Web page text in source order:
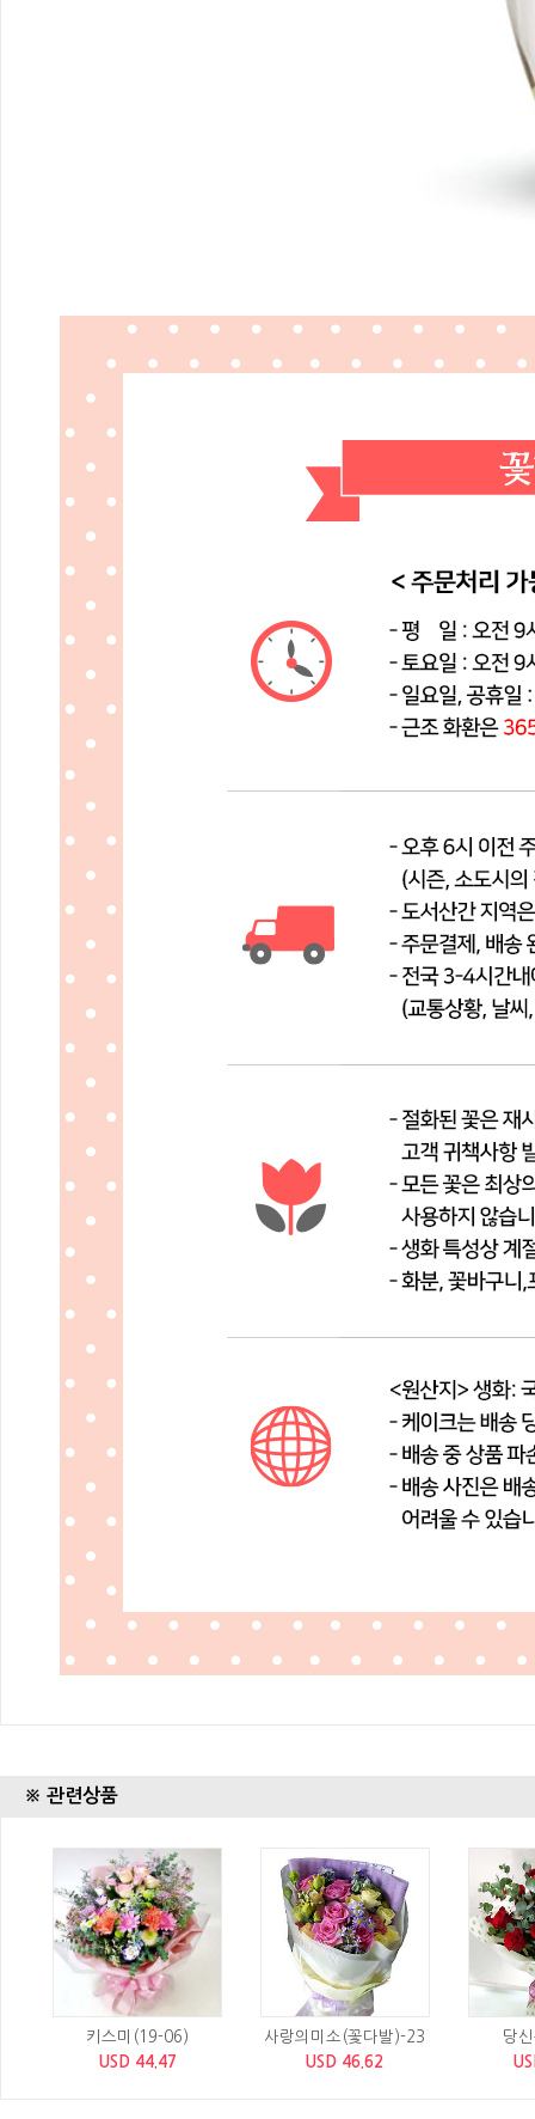
※ 관련상품
키스미(19-06)
USD 44.47
사랑의미소(꽃다발)-23
USD 46.62
당